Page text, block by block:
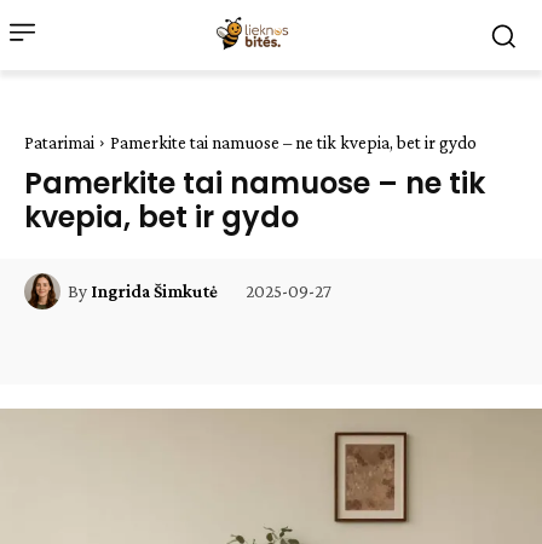
Patarimai Pamerkite tai namuose – ne tik kvepia, bet ir gydo
Pamerkite tai namuose – ne tik
kvepia, bet ir gydo
By Ingrida Šimkutė 2025-09-27